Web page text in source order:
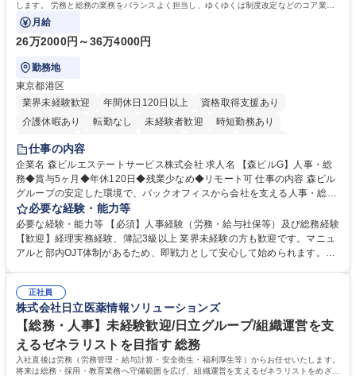
します。 労務と総務の業務をバランスよく担当し、ゆくゆくは制度改定などのコア業務
にも挑戦できる、やりがいある環境です。
月給
26万2000円～36万4000円
勤務地
東京都港区
業界未経験歓迎
年間休日120日以上
資格取得支援あり
介護休暇あり
転勤なし 未経験者歓迎
時短勤務あり
経験者歓迎
完全週休2日制
交通費支給 長期歓迎 駅近5分以内 土日祝休み
仕事の内容
企業名 森ビルエステートサービス株式会社 求人名 【森ビルG】人事・総
務◆賞与5ヶ月◆年休120日◆残業少なめ◆リモート可 仕事の内容 森ビル
グループの安定した環境で、バックオフィスから会社を支える人事・総務
をお任せします。 労務と総務の業務をバランスよく担当し、ゆくゆくは制
度改定などのコア業務にも挑戦できる、やりがいある環境です。 ■勤怠管
理、給与計算、社会保険手続き、年末調整等の労務管理全般 ■入退社手続
き、社内規定の改定や人事制度改定などのコア業務 ■社内イベントの企画
でも質問・相談できる環境が整っているため、安心して成長できます。 募
集職種 【森ビルG】人事・総務◆賞与5ヶ月◆年休120日◆残業少なめ◆
リモート可
必要な経験・能力等
必要な経験・能力等 【必須】人事経験（労務・給与社保等）及び総務経験
【歓迎】経理実務経験、簿記3級以上 業界未経験の方も歓迎です。マニュ
アルと部内OJT体制があるため、即戦力として安心して始められます。
務に挑戦できるため、自身の成長と組織への貢献度をダイレクトに実感で
きます。 残業少なめ、週1日リモート可など、ワークライフバランスを保
ち長期活躍できる環境です。 「これまでの幅広い経験を活かし、長期的な
キャリアを築きたい」という前向きな意欲と挑戦を全力で応援します。 学
歴・資格 学歴：大学院 大学 高専 短大 専修学校 高校 語学力： 資格：日商
簿記検定1級 日商簿記検定2級 日商簿記検定3級
正社員
株式会社日立医薬情報ソリューションズ
【総務・人事】未経験歓迎/日立グループ/組織運営を支
えるゼネラリストを目指す 総務
入社直後は労務（労務管理・給与計算・安全衛生・福利厚生等）からお任せいたします。
将来は総務・採用・教育業務へ守備範囲を広げ、組織運営を支えるゼネラリストをめざせ